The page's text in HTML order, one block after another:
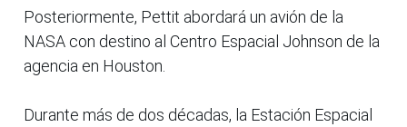
Posteriormente, Pettit abordará un avión de la
NASA con destino al Centro Espacial Johnson de la
agencia en Houston.
Durante más de dos décadas, la Estación Espacial